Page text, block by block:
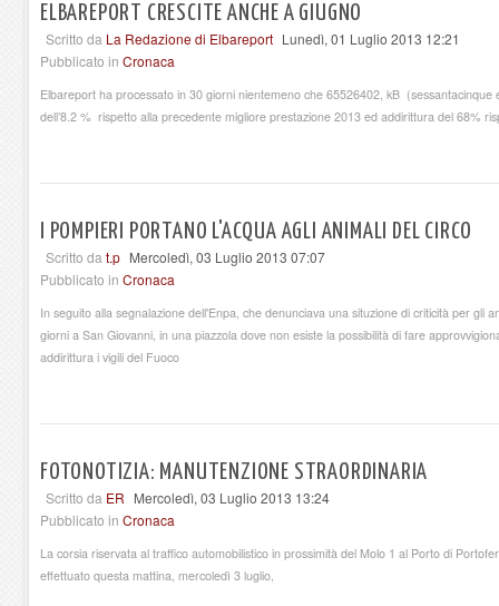
ELBAREPORT CRESCITE ANCHE A GIUGNO
Scritto da La Redazione di Elbareport Lunedì, 01 Luglio 2013 12:21
Pubblicato in Cronaca
Elbareport ha processato in 30 giorni nientemeno che 65526402, kB (sessantacinque
dell’8.2 % rispetto alla precedente migliore prestazione 2013 ed addirittura del 68%
I POMPIERI PORTANO L'ACQUA AGLI ANIMALI DEL CIRCO
Scritto da t.p Mercoledì, 03 Luglio 2013 07:07
Pubblicato in Cronaca
In seguito alla segnalazione dell'Enpa, che denunciava una situzione di criticità per gli
giorni a San Giovanni, in una piazzola dove non esiste la possibilità di fare
addirittura i vigili del Fuoco
FOTONOTIZIA: MANUTENZIONE STRAORDINARIA
Scritto da ER Mercoledì, 03 Luglio 2013 13:24
Pubblicato in Cronaca
La corsia riservata al traffico automobilistico in prossimità del Molo 1 al Porto di
effettuato questa mattina, mercoledì 3 luglio,